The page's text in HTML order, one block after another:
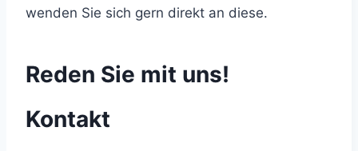
wenden Sie sich gern direkt an diese.
Reden Sie mit uns!
Kontakt